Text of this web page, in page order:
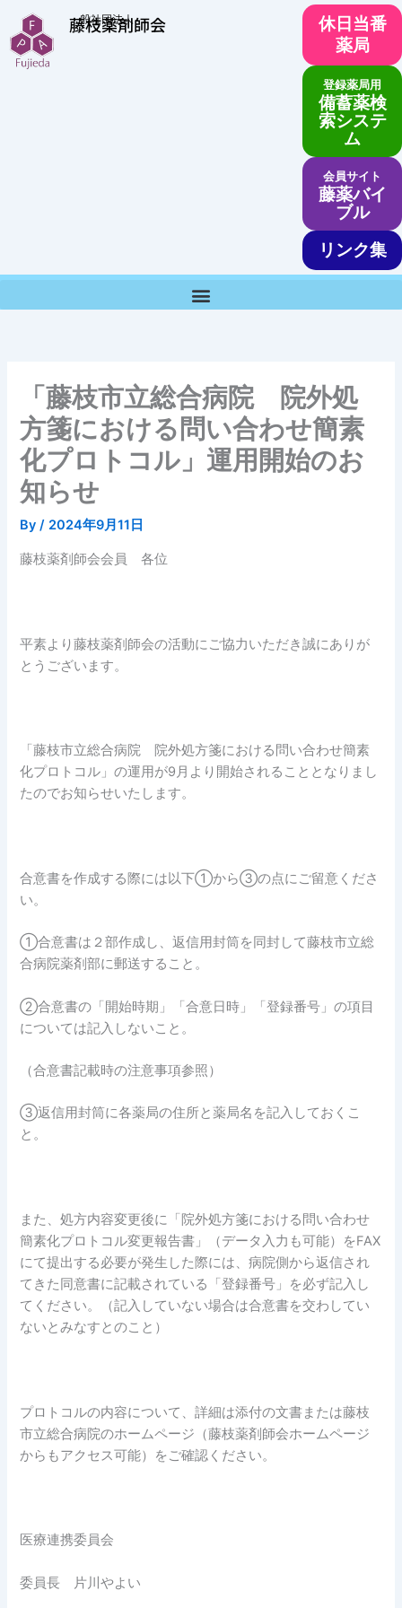
を
一般社団法人
藤枝薬剤師会
休日当番
薬局
登録薬局用
備蓄薬検
索システ
ム
会員サイト
藤薬バイ
ブル
リンク集
「藤枝市立総合病院 院外処
方箋における問い合わせ簡素
化プロトコル」運用開始のお
知らせ
By/ 2024年9月11日
藤枝薬剤師会会員 各位
平素より藤枝薬剤師会の活動にご協力いただき誠にありが
とうございます。
「藤枝市立総合病院 院外処方箋における問い合わせ簡素
化プロトコル」の運用が9月より開始されることとなりまし
たのでお知らせいたします。
合意書を作成する際には以下①から③の点にご留意くださ
い。
①合意書は２部作成し、返信用封筒を同封して藤枝市立総
合病院薬剤部に郵送すること。
②合意書の「開始時期」「合意日時」「登録番号」の項目
については記入しないこと。
（合意書記載時の注意事項参照）
③返信用封筒に各薬局の住所と薬局名を記入しておくこ
と。
また、処方内容変更後に「院外処方箋における問い合わせ
簡素化プロトコル変更報告書」（データ入力も可能）をFAX
にて提出する必要が発生した際には、病院側から返信され
てきた同意書に記載されている「登録番号」を必ず記入し
てください。（記入していない場合は合意書を交わしてい
ないとみなすとのこと）
プロトコルの内容について、詳細は添付の文書または藤枝
市立総合病院のホームページ（藤枝薬剤師会ホームページ
からもアクセス可能）をご確認ください。
医療連携委員会
委員長 片川やよい